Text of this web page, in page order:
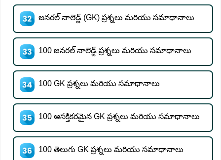
జనరల్ నాలెడ్జ్ (GK) ప్రశ్నలు మరియు సమాధానాలు
100 జనరల్ నాలెడ్జ్ ప్రశ్నలు మరియు సమాధానాలు
100 GK ప్రశ్నలు మరియు సమాధానాలు
100 ఆసక్తికరమైన GK ప్రశ్నలు మరియు సమాధానాలు
100 తెలుగు GK ప్రశ్నలు మరియు సమాధానాలు